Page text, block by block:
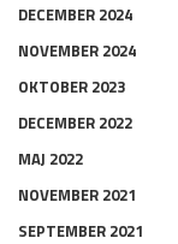
DECEMBER 2024
NOVEMBER 2024
OKTOBER 2023
DECEMBER 2022
MAJ 2022
NOVEMBER 2021
SEPTEMBER 2021